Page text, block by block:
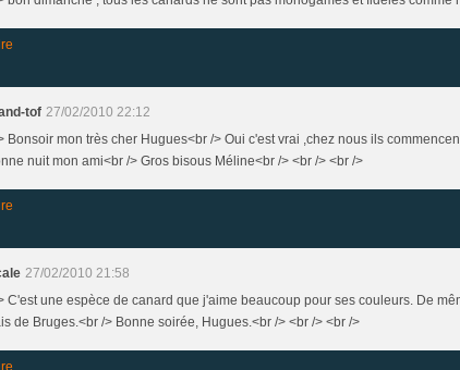
tof 27/02/2010 22:12
Bonsoir mon très cher Hugues<br /> Oui c'est vrai ,chez nous ils
nuit mon ami<br /> Gros bisous Méline<br /> <br /> <br />
27/02/2010 21:58
C'est une espèce de canard que j'aime beaucoup pour ses couleurs. De
de Bruges.<br /> Bonne soirée, Hugues.<br /> <br /> <br />